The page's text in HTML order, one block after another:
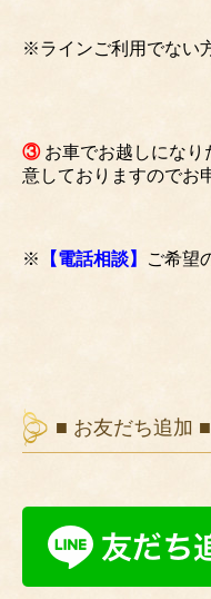
※ラインご利用でない
③お車でお越しになり
意しておりますのでお
※ 【電話相談】 ご希望
■ お友だち追加 ■